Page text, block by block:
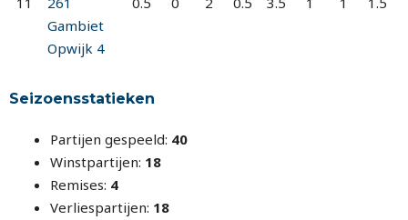
Gambiet
Opwijk 4
Seizoensstatieken
Partijen gespeeld: 40
Winstpartijen: 18
Remises: 4
Verliespartijen: 18